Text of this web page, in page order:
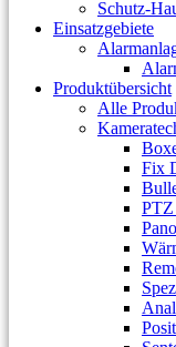
Schutz-
Einsatzgebiete
Produktübersicht
Alle
Fix
PTZ